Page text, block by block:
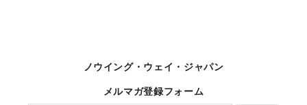
ノウイング・ウェイ・ジャパン
メルマガ登録フォーム